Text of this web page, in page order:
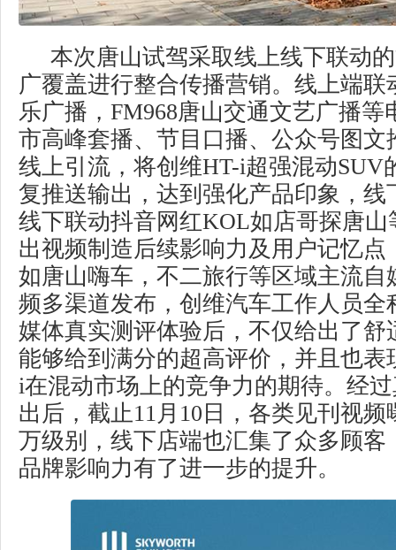
本次唐山试驾采取线上线下联动
广覆盖进行整合传播营销。线上端联
乐广播，FM968唐山交通文艺广播等
市高峰套播、节目口播、公众号图文
线上引流，将创维HT-i超强混动SUV
复推送输出，达到强化产品印象，线
线下联动抖音网红KOL如店哥探唐山
出视频制造后续影响力及用户记忆点
如唐山嗨车，不二旅行等区域主流自
频多渠道发布，创维汽车工作人员全
媒体真实测评体验后，不仅给出了舒
能够给到满分的超高评价，并且也表
i在混动市场上的竞争力的期待。经
出后，截止11月10日，各类见刊视
万级别，线下店端也汇集了众多顾客
品牌影响力有了进一步的提升。